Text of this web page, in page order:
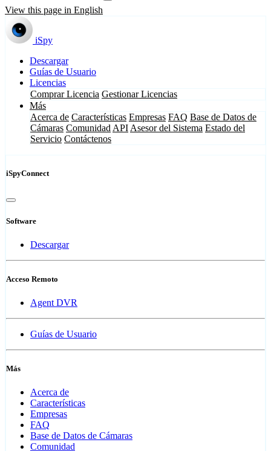
View this page in English
iSpy
Descargar
Guías de Usuario
Licencias
Comprar Licencia Gestionar Licencias
Más
Acerca de Características Empresas FAQ Base de Datos de
Cámaras Comunidad API Asesor del Sistema Estado del
Servicio Contáctenos
iSpyConnect
Software
Descargar
Acceso Remoto
Agent DVR
Guías de Usuario
Más
Acerca de
Características
Empresas
FAQ
Base de Datos de Cámaras
Comunidad